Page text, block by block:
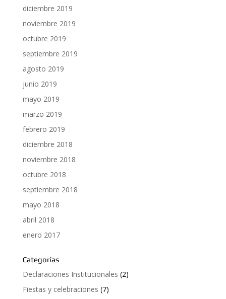
diciembre 2019
noviembre 2019
octubre 2019
septiembre 2019
agosto 2019
junio 2019
mayo 2019
marzo 2019
febrero 2019
diciembre 2018
noviembre 2018
octubre 2018
septiembre 2018
mayo 2018
abril 2018
enero 2017
Categorías
Declaraciones Institucionales (2)
Fiestas y celebraciones (7)